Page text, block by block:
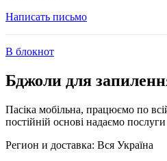
Написать письмо
В блокнот
Бджоли для
Пасіка мобільна, працюємо по
постійній основі надаємо
Регион и доставка: Вся Україна